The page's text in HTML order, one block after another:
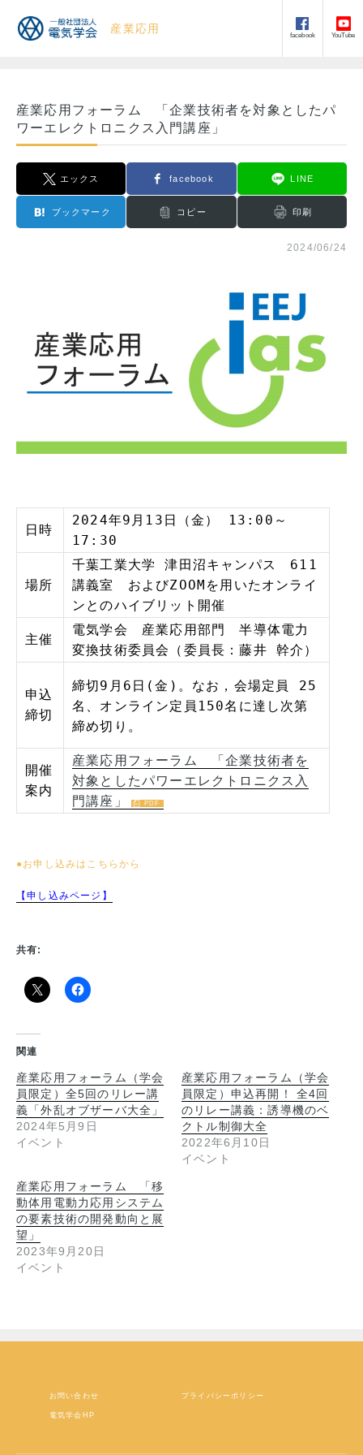
産業応用
facebook YouTube
産業応用フォーラム 「企業技術者を対象としたパ
ワーエレクトロニクス入門講座」
エックス facebook LINE
ブックマーク コピー 印刷
2024/06/24
日時
2024年9月13日（金） 13:00 ～
17:30
場所
千葉工業大学 津田沼キャンパス 611
講義室 およびZOOMを用いたオンライ
ンとのハイブリット開催
主催
電気学会 産業応用部門 半導体電力
変換技術委員会（委員長：藤井 幹介）
申込
締切
締切9月6日(金)。なお，会場定員 25
名、オンライン定員150名に達し次第
締め切り。
開催
案内
産業応用フォーラム 「企業技術者を
対象としたパワーエレクトロニクス入
門講座」
●お申し込みはこちらから
【申し込みページ】
共有:
関連
産業応用フォーラム（学会
員限定）全5回のリレー講
義「外乱オブザーバ大全」
2024年5月9日
イベント
産業応用フォーラム（学会
員限定）申込再開！ 全4回
のリレー講義：誘導機のベ
クトル制御大全
2022年6月10日
イベント
産業応用フォーラム 「移
動体用電動力応用システム
の要素技術の開発動向と展
望」
2023年9月20日
イベント
お問い合わせ プライバシーポリシー
電気学会HP